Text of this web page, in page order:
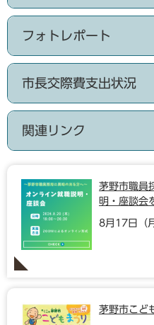
フォトレポート
市長交際費支出状況
関連リンク
茅野市職員
明・座談会
8月17日（
茅野市こど